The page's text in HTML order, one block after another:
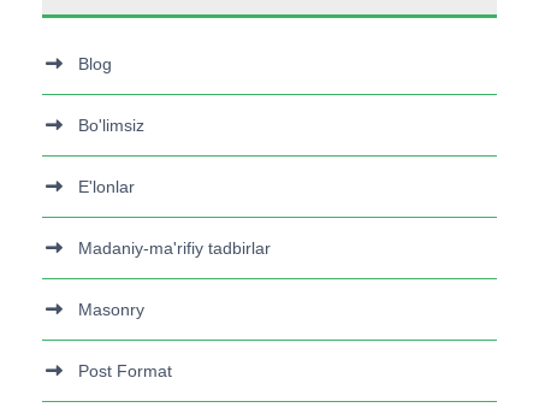
Blog
Bo'limsiz
E'lonlar
Madaniy-ma'rifiy tadbirlar
Masonry
Post Format